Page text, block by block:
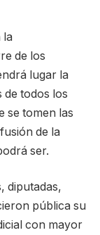
la
de los
lugar la
de todos los
se tomen las
de la
ser.
diputadas,
pública su
con mayor